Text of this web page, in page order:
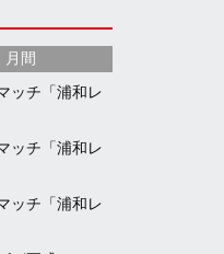
e
C
h
月間
ッチ「浦和レ
ッチ「浦和レ
ッチ「浦和レ